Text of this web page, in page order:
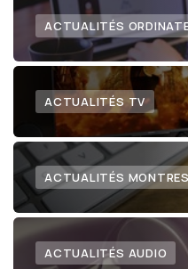
ACTUALITÉS
ACTUALITÉS TV
ACTUALITÉS
ACTUALITÉS AUDIO